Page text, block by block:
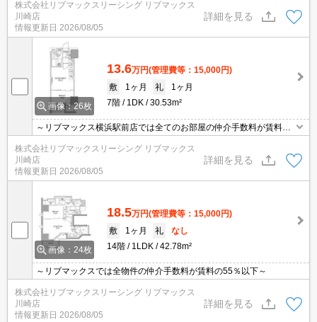
株式会社リブマックスリーシング リブマックス
川崎店
情報更新日 2026/08/05
詳細を見る
画像：26枚
13.6万円(管理費等：15,000円)
敷
1ヶ月 礼
1ヶ月
7階
1DK 30.53m²
～リブマックス横浜駅前店では全てのお部屋の仲介手数料が賃料の
株式会社リブマックスリーシング リブマックス
川崎店
情報更新日 2026/08/05
詳細を見る
画像：24枚
18.5万円(管理費等：15,000円)
敷
1ヶ月 礼
なし
14階
1LDK 42.78m²
～リブマックスでは全物件の仲介手数料が賃料の55％以下～
株式会社リブマックスリーシング リブマックス
川崎店
情報更新日 2026/08/05
詳細を見る